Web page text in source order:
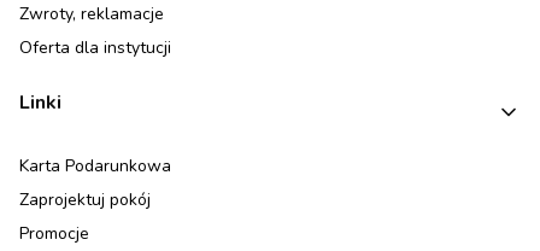
Zwroty, reklamacje
Oferta dla instytucji
Linki
Karta Podarunkowa
Zaprojektuj pokój
Promocje